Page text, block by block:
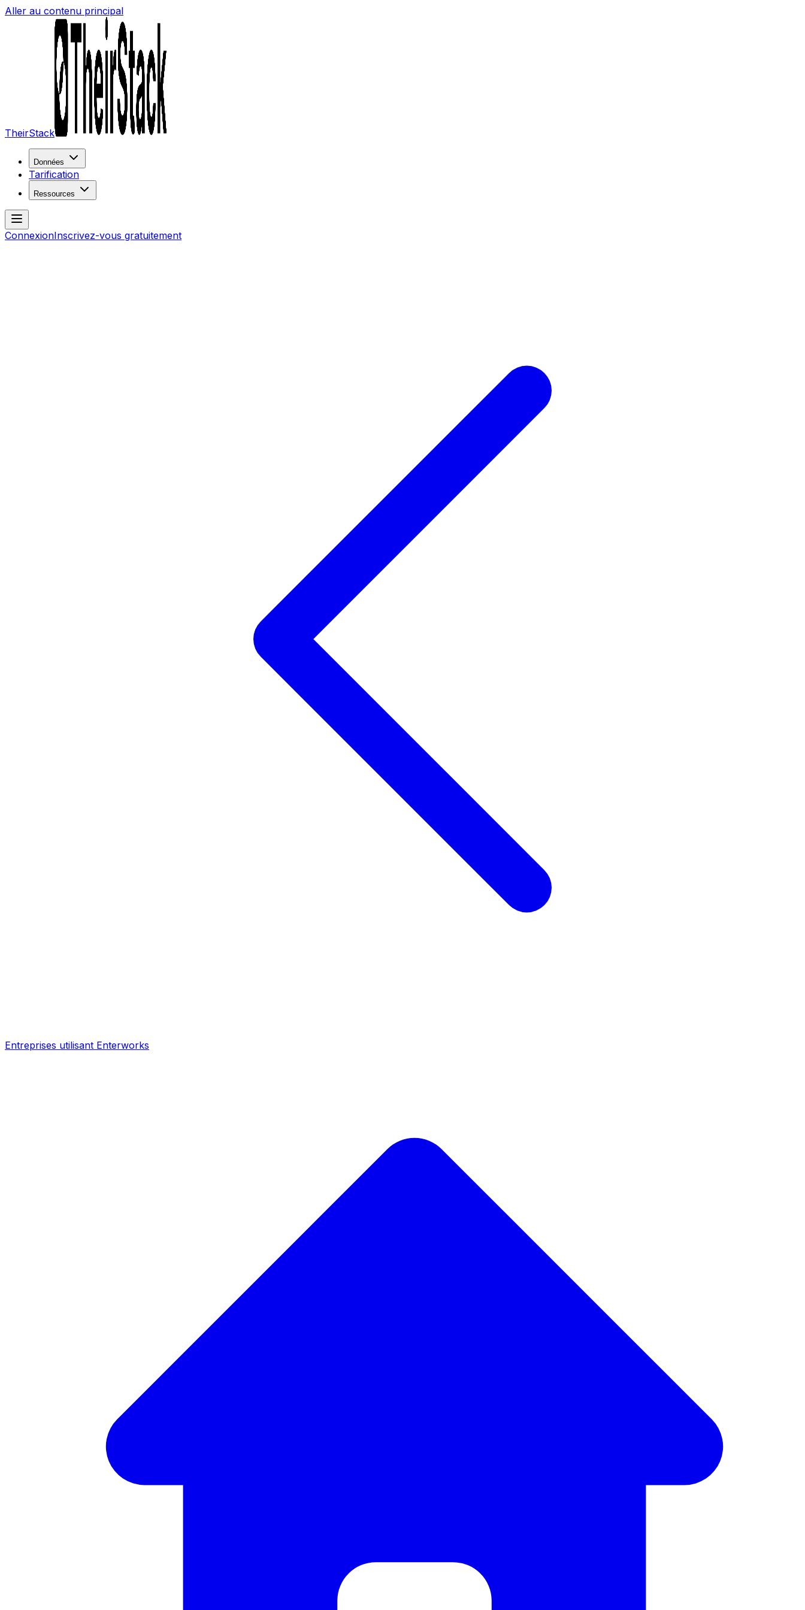
Aller au contenu principal
TheirStack
Données
Tarification
Ressources
ConnexionInscrivez-vous gratuitement
Entreprises utilisant Enterworks